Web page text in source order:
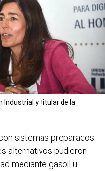
Industrial y titular de la
sistemas preparados
alternativos pudieron
mediante gasoil u